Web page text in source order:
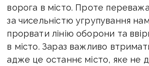
ворога в місто. Проте
за чисельністю угрупування
прорвати лінію оборони та
в місто. Зараз важливо
адже це останнє місто, яке не